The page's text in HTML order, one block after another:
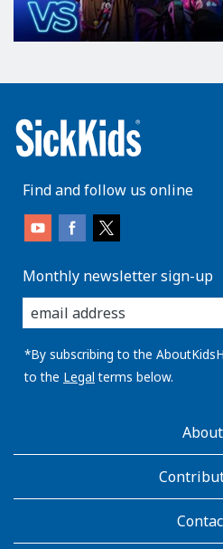
Find and follow us online
Monthly newsletter sign-up
enter
you
email
address:
*By subscribing to the
to the Legal terms below.
AboutKidsHealthAbout